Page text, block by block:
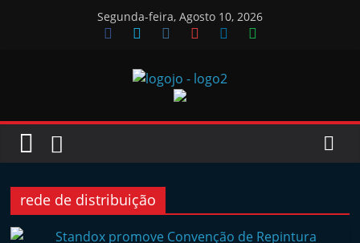
Segunda-feira, Agosto 10, 2026
Jornal
Oficinas
J
rede de distribuição